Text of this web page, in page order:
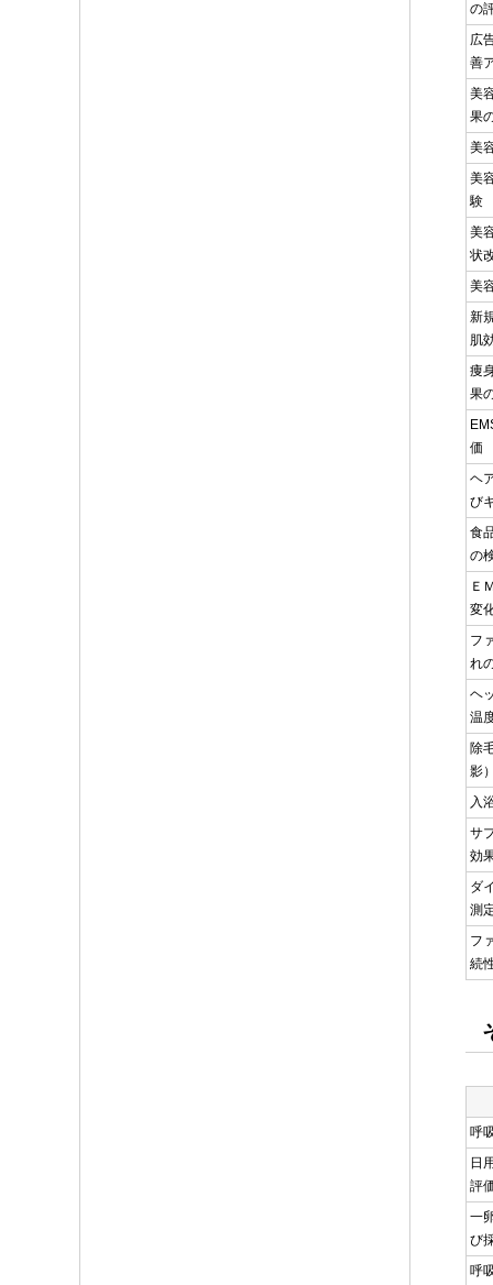
の
広
善
美
果
美
美
験
美
状
美
新
肌
痩
果
価
ヘ
び
食
の
Ｅ
変
フ
れ
ヘ
温
除
影
入
サ
効
ダ
フ
続
呼
日
評
一
び
呼